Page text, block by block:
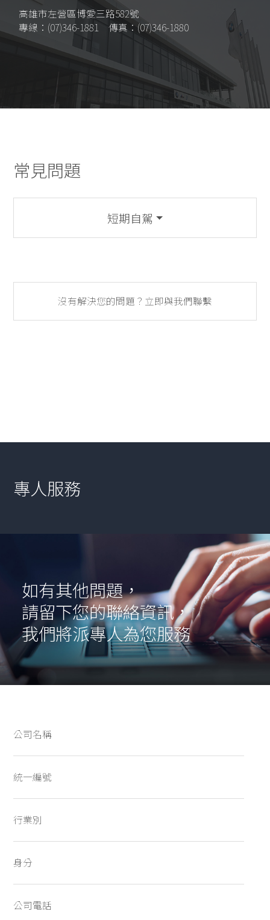
高雄市左營區博愛三路582號
專線：(07)346-1881 傳真：(07)346-1880
常見問題
短期自駕
沒有解決您的問題？立即與我們聯繫
專人服務
如有其他問題，
請留下您的聯絡資訊，
我們將派專人為您服務
公司名稱
統一編號
行業別
身分
公司電話